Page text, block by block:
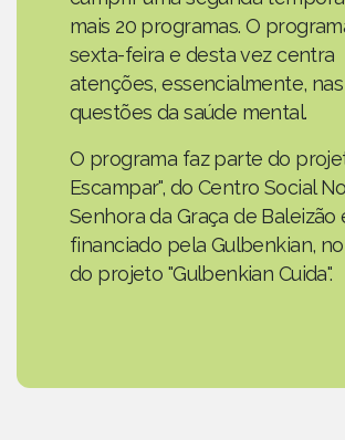
mais 20 programas. O
sexta-feira e desta vez centra
atenções, essencialmente, nas
questões da saúde mental.
O programa faz parte do
Escampar", do Centro Social
Senhora da Graça de Baleizão
financiado pela Gulbenkian,
do projeto "Gulbenkian Cuida".